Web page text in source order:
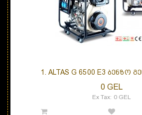
1. ALTAS G 6500 E3 ᲑᲔᲜᲖᲝ
0 GEL
Ex Tax: 0 GEL